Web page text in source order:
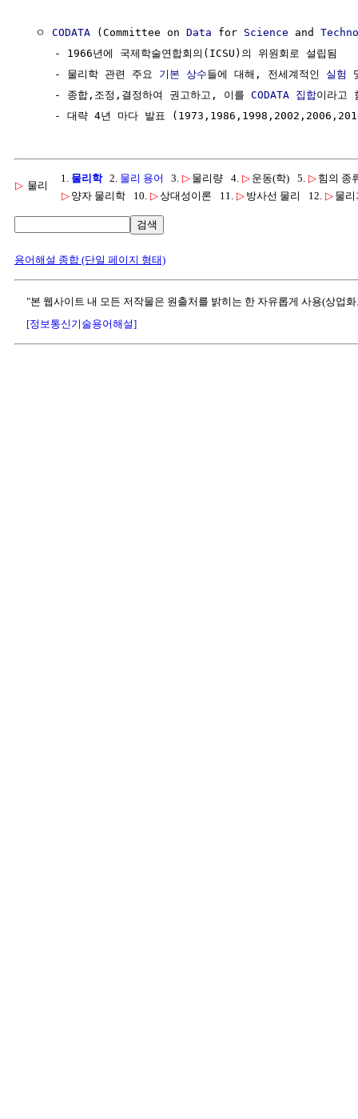
  ㅇ
CODATA (Committee on Data for Science and
     - 1966년에 국제학술연합회의(ICSU)의 위원회로 설립됨
     - 물리학 관련 주요
기본 상수들에 대해, 전세계적인 실험
     - 종합,조정,결정하여 권고하고, 이를
CODATA 집합이라
▷ 물리
1. 물리학2. 물리 용어 3. ▷ 물리량 4. ▷ 운동(학) 5. ▷ 힘의 종
▷ 양자 물리학 10. ▷상대성이론 11. ▷ 방사선 물리 12. ▷ 물
검색
용어해설 종합 (단일 페이지 형태)
"본 웹사이트 내 모든 저작물은 원출처를 밝히는 한 자유롭게 사용(상업
[정보통신기술용어해설]